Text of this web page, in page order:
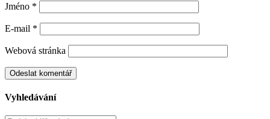
Jméno *
E-mail *
Webová stránka
Vyhledávání